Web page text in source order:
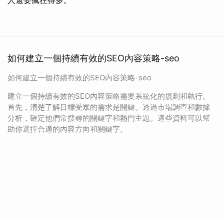
如何建立一個持續有效的SEO內容策略-seo
如何建立一個持續有效的SEO內容策略-seo
建立一個持續有效的SEO內容策略需要系統化的規劃和執行。
首先，清楚了解目標受眾的需求是關鍵。透過市場調查和數據
分析，確定他們常搜尋的關鍵字和熱門主題。這些資料可以幫
助你選擇合適的內容方向和關鍵字。